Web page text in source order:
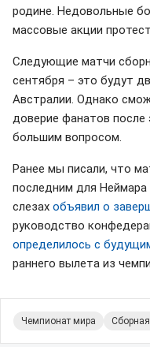
родине. Недовольные
массовые акции
Следующие матчи
сентября – это будут
Австралии. Однако
доверие фанатов после
большим вопросом.
Ранее мы писали, что
последним для
слезах объявил о
руководство
определилось с
раннего вылета из
Чемпионат мира